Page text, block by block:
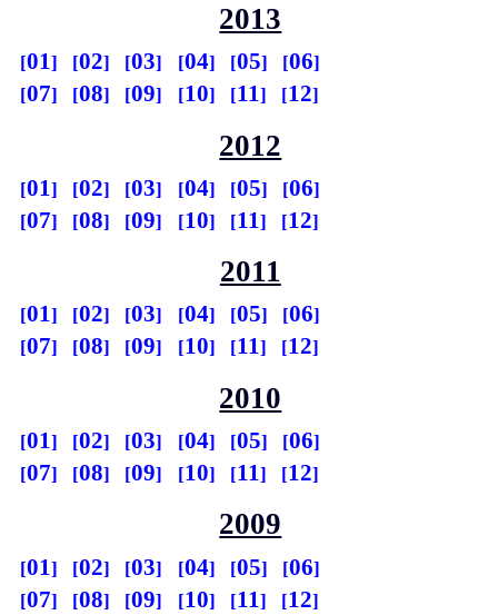
2013
01 02 03 04 05
06
07
08 09 10 11 12
2012
01 02 03 04 05
06
07
08 09 10 11 12
2011
01 02 03 04 05
06
07
08 09 10 11 12
2010
01 02 03 04 05
06
07
08 09 10 11 12
2009
01 02 03 04 05
06
07
08 09 10 11 12